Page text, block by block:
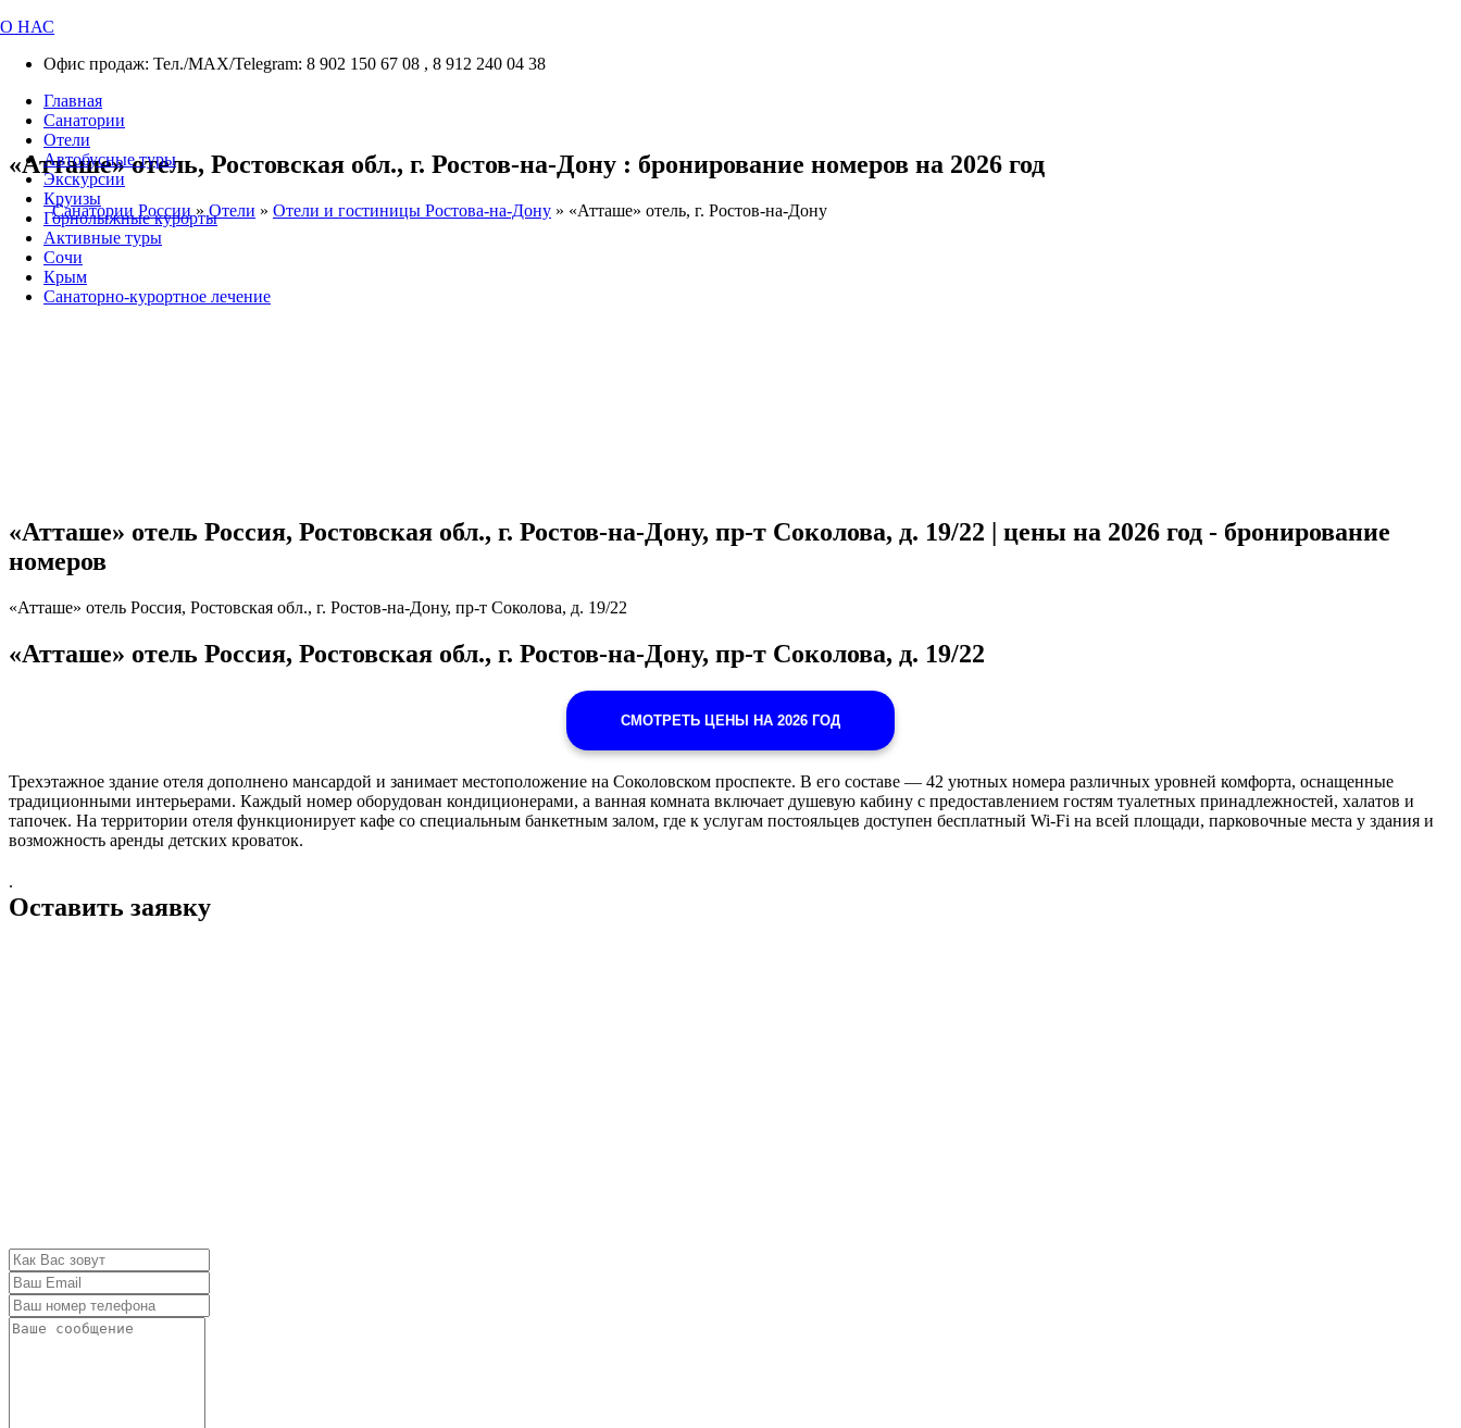
О НАС
Офис продаж: Тел./МАХ/Telegram: 8 902 150 67 08 , 8 912 240 04 38
Главная
Санатории
Отели
Автобусные туры
Экскурсии
Круизы
Горнолыжные курорты
Активные туры
Сочи
Крым
Санаторно-курортное лечение
«Атташе» отель, Ростовская обл., г. Ростов-на-Дону : бронирование номеров на 2026 год
Санатории России » Отели » Отели и гостиницы Ростова-на-Дону » «Атташе» отель, г. Ростов-на-Дону
«Атташе» отель Россия, Ростовская обл., г. Ростов-на-Дону, пр-т Соколова, д. 19/22 | цены на 2026 год - бронирование
номеров
«Атташе» отель Россия, Ростовская обл., г. Ростов-на-Дону, пр-т Соколова, д. 19/22
«Атташе» отель Россия, Ростовская обл., г. Ростов-на-Дону, пр-т Соколова, д. 19/22
СМОТРЕТЬ ЦЕНЫ НА 2026 ГОД
Трехэтажное здание отеля дополнено мансардой и занимает местоположение на Соколовском проспекте. В его составе — 42 уютных номера различных уровней комфорта, оснащенные
традиционными интерьерами. Каждый номер оборудован кондиционерами, а ванная комната включает душевую кабину с предоставлением гостям туалетных принадлежностей, халатов и
тапочек. На территории отеля функционирует кафе со специальным банкетным залом, где к услугам постояльцев доступен бесплатный Wi-Fi на всей площади, парковочные места у здания и
возможность аренды детских кроваток.
.
Оставить заявку